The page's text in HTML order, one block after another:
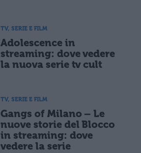
TV, SERIE E FILM
Adolescence in
streaming: dove vedere
la nuova serie tv cult
TV, SERIE E FILM
Gangs of Milano – Le
nuove storie del Blocco
in streaming: dove
vedere la serie